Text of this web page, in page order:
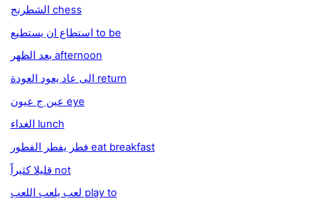
الشطرنج chess
استطاع ان يستطيع to be
بعد الظهر afternoon
الى عاد يعود العودة return
عين ج عيون eye
الغداء lunch
فطر يفطر الفطور eat breakfast
قليلا كثيراً not
لعب يلعب اللعب play to